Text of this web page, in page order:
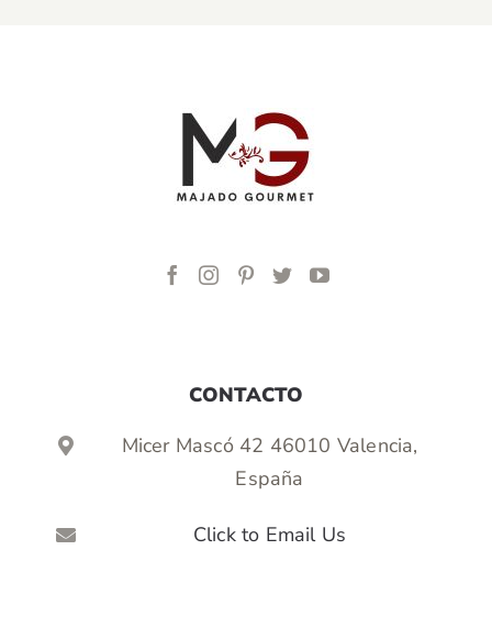
CONTACTO
Micer Mascó 42 46010 Valencia,
España
Click to Email Us